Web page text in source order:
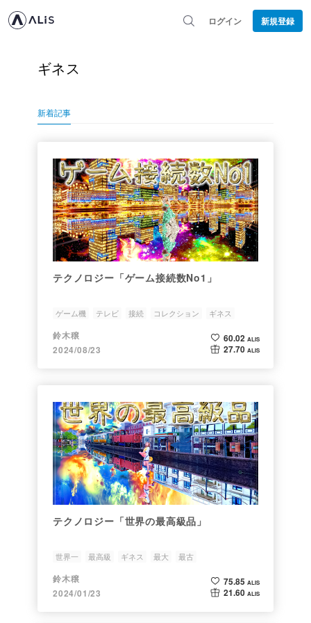
ログイン 新規登録
ギネス
新着記事
テクノロジー「ゲーム接続数No1」
ゲーム機 テレビ 接続 コレクション ギネス
鈴木穣
2024/08/23
60.02 ALIS
27.70 ALIS
テクノロジー「世界の最高級品」
世界一 最高級 ギネス 最大 最古
鈴木穣
2024/01/23
75.85 ALIS
21.60 ALIS